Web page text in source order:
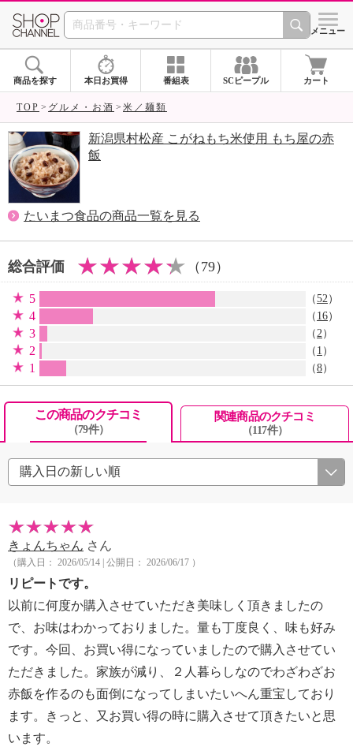
SHOP CHANNEL シメニュー
商品を探す 本日お買得 番組表 SCピープル カート
TOP グルメ・お酒 米／麺類
新潟県村松産 こがねもち米使用 もち屋の赤
飯
たいまつ食品の商品一覧を見る
総合評価 （79）
5 （52）
4 （ 16）
3 （2）
2 （ 1 ）
1 （8）
この商品のクチコミ
（79件）
関連商品のクチコミ
（117件）
きょんちゃん さん
（購入日： 2026/05/14 | 公開日： 2026/06/17 ）
リピートです。
以前に何度か購入させていただき美味しく頂きましたの
で、お味はわかっておりました。量も丁度良く、味も好み
です。今回、お買い得になっていましたので購入させてい
ただきました。家族が減り、２人暮らしなのでわざわざお
赤飯を作るのも面倒になってしまいたいへん重宝しており
ます。きっと、又お買い得の時に購入させて頂きたいと思
います。